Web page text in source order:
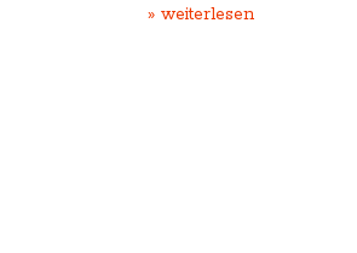
» weiterlesen